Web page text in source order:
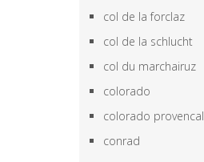
col de la forclaz
col de la schlucht
col du marchairuz
colorado
colorado provencal
conrad